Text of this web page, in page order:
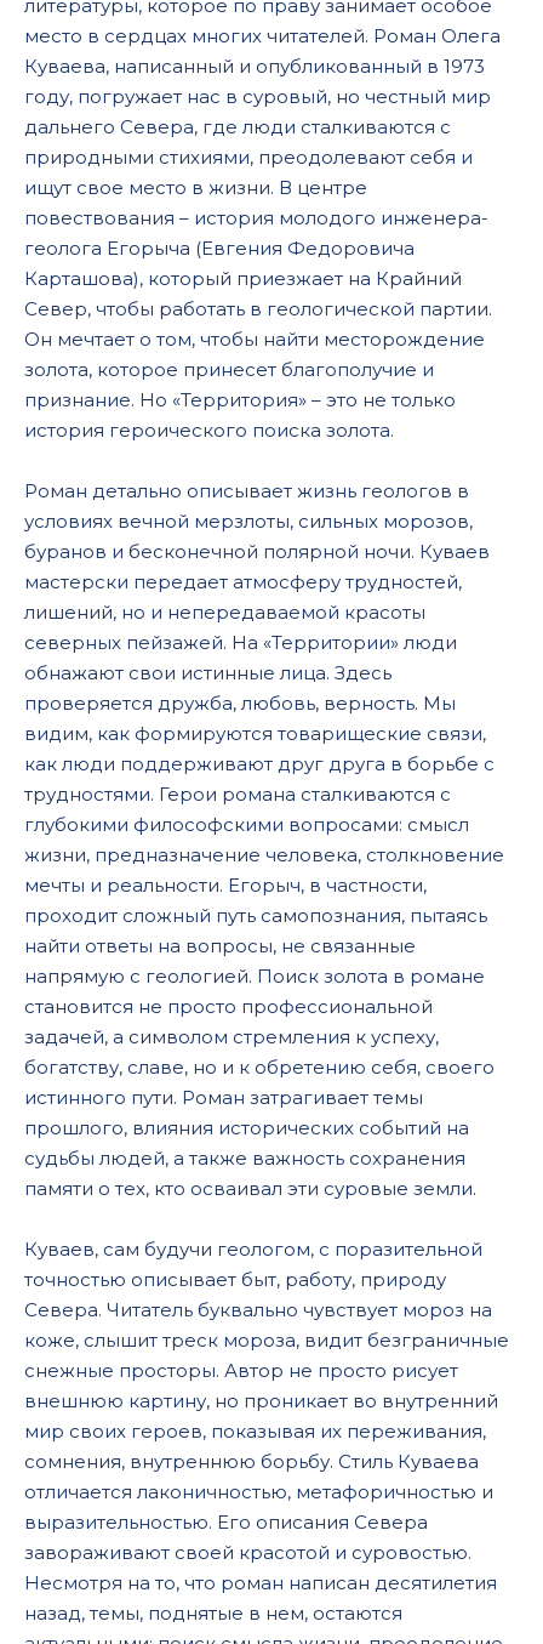
017
018
019
020
022
023
024
025
027
029
030
032
033
034
035
037
038
039
040
042
043
044
045
047
048
049
050
052
053
054
055
литературы, которое по праву занимает особое
место в сердцах многих читателей. Роман Олега
Куваева, написанный и опубликованный в 1973
году, погружает нас в суровый, но честный мир
дальнего Севера, где люди сталкиваются с
природными стихиями, преодолевают себя и
ищут свое место в жизни. В центре
повествования – история молодого инженера-
геолога Егорыча (Евгения Федоровича
Карташова), который приезжает на Крайний
Север, чтобы работать в геологической партии.
Он мечтает о том, чтобы найти месторождение
золота, которое принесет благополучие и
признание. Но «Территория» – это не только
история героического поиска золота.
Роман детально описывает жизнь геологов в
условиях вечной мерзлоты, сильных морозов,
буранов и бесконечной полярной ночи. Куваев
мастерски передает атмосферу трудностей,
лишений, но и непередаваемой красоты
северных пейзажей. На «Территории» люди
обнажают свои истинные лица. Здесь
проверяется дружба, любовь, верность. Мы
видим, как формируются товарищеские связи,
как люди поддерживают друг друга в борьбе с
трудностями. Герои романа сталкиваются с
глубокими философскими вопросами: смысл
жизни, предназначение человека, столкновение
мечты и реальности. Егорыч, в частности,
проходит сложный путь самопознания, пытаясь
найти ответы на вопросы, не связанные
напрямую с геологией. Поиск золота в романе
становится не просто профессиональной
задачей, а символом стремления к успеху,
богатству, славе, но и к обретению себя, своего
истинного пути. Роман затрагивает темы
прошлого, влияния исторических событий на
судьбы людей, а также важность сохранения
памяти о тех, кто осваивал эти суровые земли.
Куваев, сам будучи геологом, с поразительной
точностью описывает быт, работу, природу
Севера. Читатель буквально чувствует мороз на
коже, слышит треск мороза, видит безграничные
снежные просторы. Автор не просто рисует
внешнюю картину, но проникает во внутренний
мир своих героев, показывая их переживания,
сомнения, внутреннюю борьбу. Стиль Куваева
отличается лаконичностью, метафоричностью и
выразительностью. Его описания Севера
завораживают своей красотой и суровостью.
Несмотря на то, что роман написан десятилетия
назад, темы, поднятые в нем, остаются